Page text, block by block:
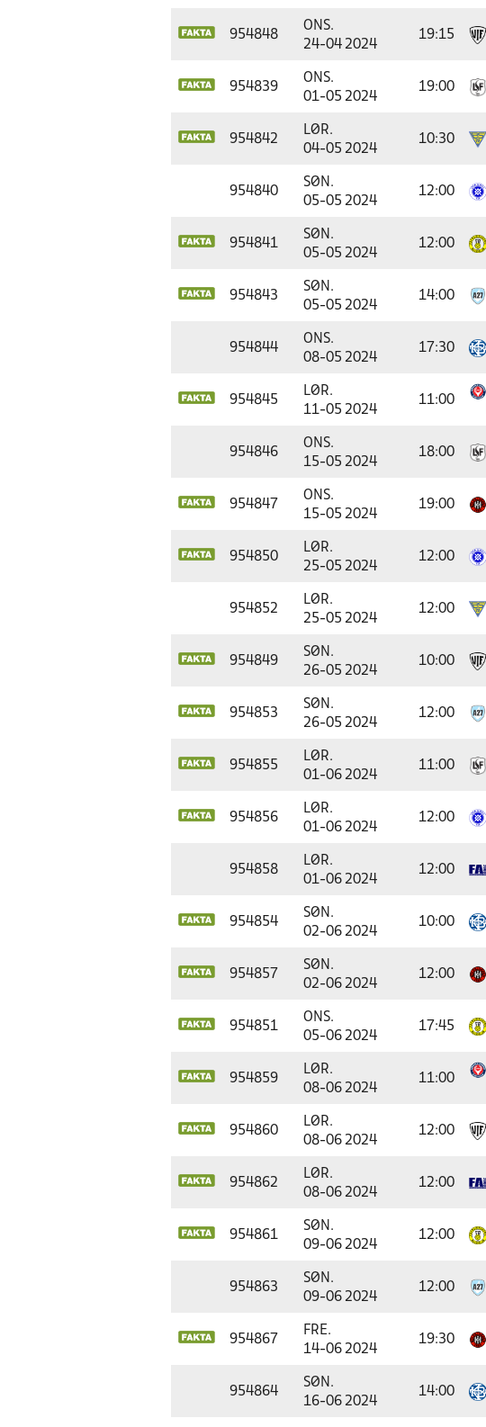
954848
ONS.
24-04 2024
19:15
954839
ONS.
01-05 2024
19:00
954842
LØR.
04-05 2024
10:30
954840
SØN.
05-05 2024
12:00
954841
SØN.
05-05 2024
12:00
954843
SØN.
05-05 2024
14:00
954844
ONS.
08-05 2024
17:30
954845
LØR.
11-05 2024
11:00
954846
ONS.
15-05 2024
18:00
954847
ONS.
15-05 2024
19:00
954850
LØR.
25-05 2024
12:00
954852
LØR.
25-05 2024
12:00
954849
SØN.
26-05 2024
10:00
954853
SØN.
26-05 2024
12:00
954855
LØR.
01-06 2024
11:00
954856
LØR.
01-06 2024
12:00
954858
LØR.
01-06 2024
12:00
954854
SØN.
02-06 2024
10:00
954857
SØN.
02-06 2024
12:00
954851
ONS.
05-06 2024
17:45
954859
LØR.
08-06 2024
11:00
954860
LØR.
08-06 2024
12:00
954862
LØR.
08-06 2024
12:00
954861
SØN.
09-06 2024
12:00
954863
SØN.
09-06 2024
12:00
954867
FRE.
14-06 2024
19:30
954864
SØN.
16-06 2024
14:00